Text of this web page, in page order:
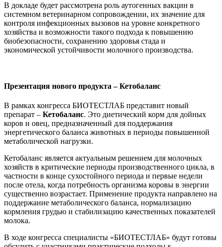
В докладе будет рассмотрена роль аутогенных вакцин в
системном ветеринарном сопровождении, их значение для
контроля инфекционных вызовов на уровне конкретного
хозяйства и возможности такого подхода к повышению
биобезопасности, сохранению здоровья стада и
экономической устойчивости молочного производства.
Презентация нового продукта – Кетобаланс
В рамках конгресса БИОТЕСТЛАБ представит новый
препарат – Кетобаланс. Это диетический корм для дойных
коров и овец, предназначенный для поддержания
энергетического баланса животных в периоды повышенной
метаболической нагрузки.
Кетобаланс является актуальным решением для молочных
хозяйств в критические периоды производственного цикла, в
частности в конце сухостойного периода и первые недели
после отела, когда потребность организма коровы в энергии
существенно возрастает. Применение продукта направлено на
поддержание метаболического баланса, нормализацию
кормления грудью и стабилизацию качественных показателей
молока.
В ходе конгресса специалисты «БИОТЕСТЛАБ» будут готовы